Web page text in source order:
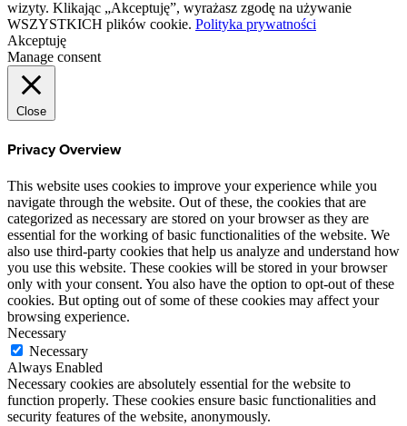
wizyty. Klikając „Akceptuję”, wyrażasz zgodę na używanie
WSZYSTKICH plików cookie. Polityka prywatności
Akceptuję
Manage consent
Close
Privacy Overview
This website uses cookies to improve your experience while you
navigate through the website. Out of these, the cookies that are
categorized as necessary are stored on your browser as they are
essential for the working of basic functionalities of the website. We
also use third-party cookies that help us analyze and understand how
you use this website. These cookies will be stored in your browser
only with your consent. You also have the option to opt-out of these
cookies. But opting out of some of these cookies may affect your
browsing experience.
Necessary
Necessary
Always Enabled
Necessary cookies are absolutely essential for the website to
function properly. These cookies ensure basic functionalities and
security features of the website, anonymously.